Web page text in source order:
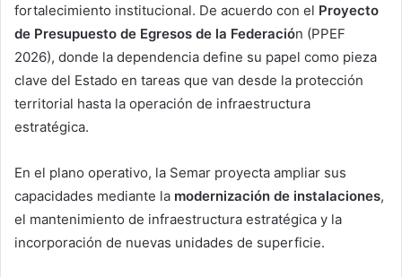
fortalecimiento institucional. De acuerdo con el Proyecto
de Presupuesto de Egresos de la Federación (PPEF
2026), donde la dependencia define su papel como pieza
clave del Estado en tareas que van desde la protección
territorial hasta la operación de infraestructura
estratégica.
En el plano operativo, la Semar proyecta ampliar sus
capacidades mediante la modernización de instalaciones,
el mantenimiento de infraestructura estratégica y la
incorporación de nuevas unidades de superficie.